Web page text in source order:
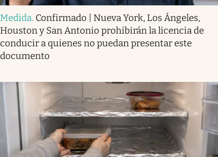
Medida. Confirmado | Nueva York, Los Ángeles,
Houston y San Antonio prohibirán la licencia de
conducir a quienes no puedan presentar este
documento